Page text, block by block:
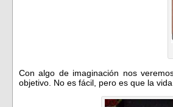
Con algo de imaginación nos
objetivo. No es fácil, pero es que la